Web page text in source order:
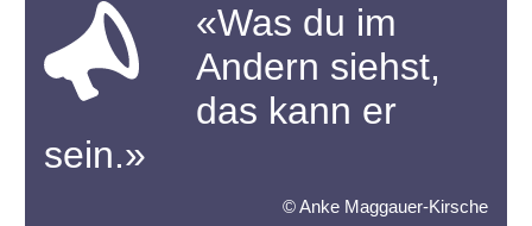
«Was du im
Andern siehst,
das kann er
sein.»
© Anke Maggauer-Kirsche